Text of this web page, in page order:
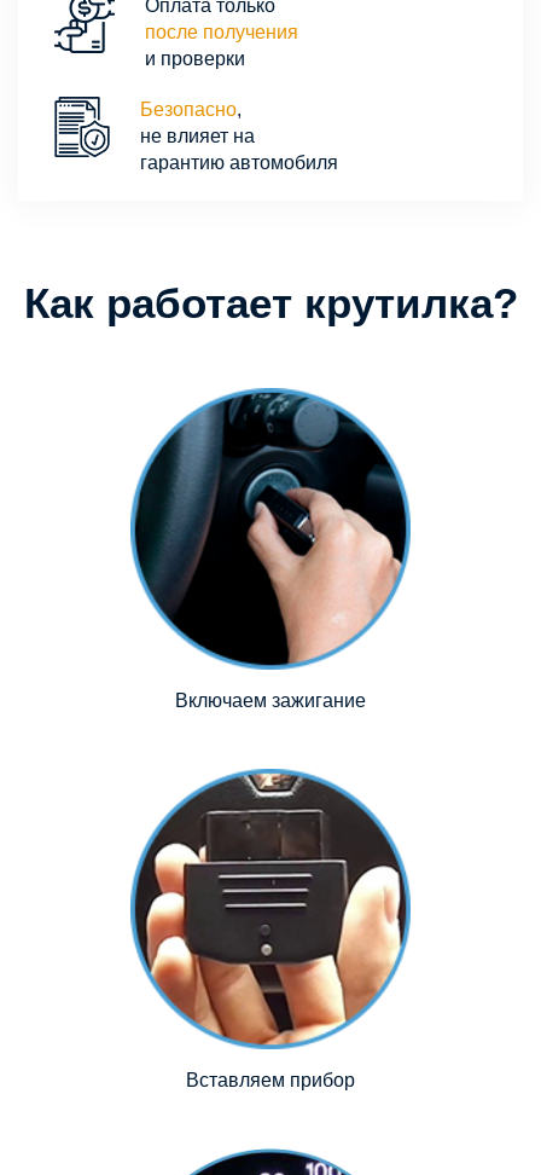
Оплата только
после получения
и проверки
Безопасно,
не влияет на
гарантию автомобиля
Как работает крутилка?
Включаем зажигание
Вставляем прибор